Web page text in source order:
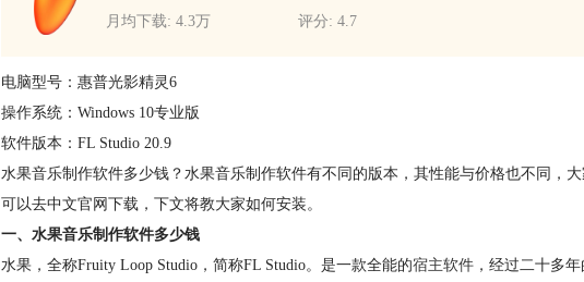
月均下载: 4.3万
评分: 4.7
电脑型号：惠普光影精灵6
操作系统：Windows 10专业版
软件版本：FL Studio 20.9
水果音乐制作软件多少钱？水果音乐制作软件有不同的版本，其性能与价格也不同，
可以去中文官网下载，下文将教大家如何安装。
一、水果音乐制作软件多少钱
水果，全称Fruity Loop Studio，简称FL Studio。是一款全能的宿主软件 ，经过二十多